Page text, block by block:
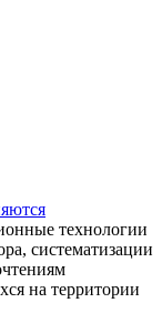
технологии
систематизации
на территории